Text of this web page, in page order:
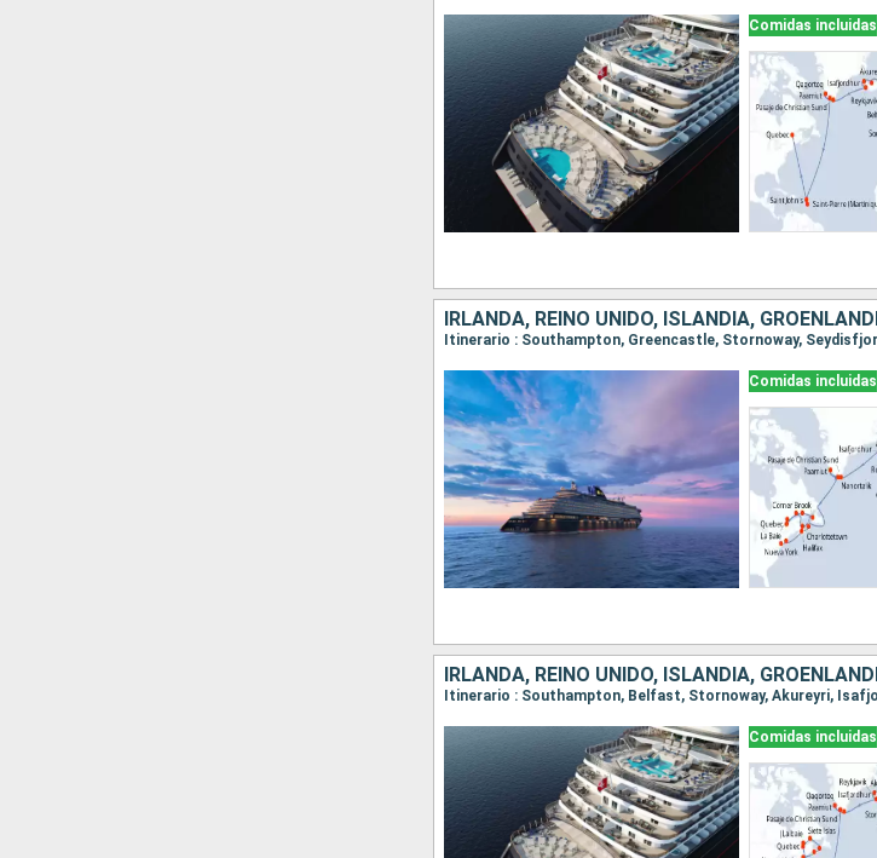
Comidas incluidas
Comidas incluidas
Comidas incluidas